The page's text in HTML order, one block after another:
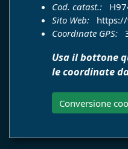
Cod. catast.:
Sito Web:
Coordinate GPS:
Usa il bottone
le coordinate
Conversione